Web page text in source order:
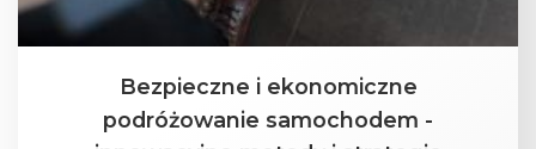
Bezpieczne i ekonomiczne
podróżowanie samochodem -